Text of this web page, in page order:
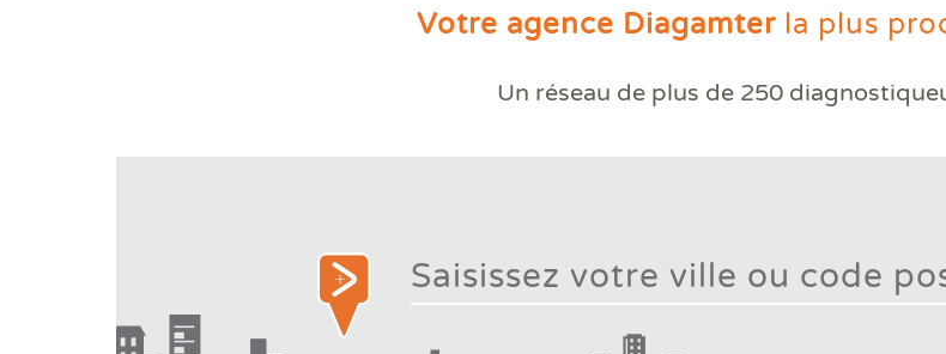
Votre agence Diagamter la plus
Un réseau de plus de 250